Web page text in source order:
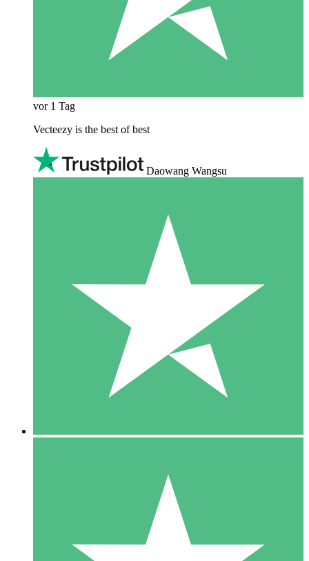
vor 1 Tag
Vecteezy is the best of best
Daowang Wangsu